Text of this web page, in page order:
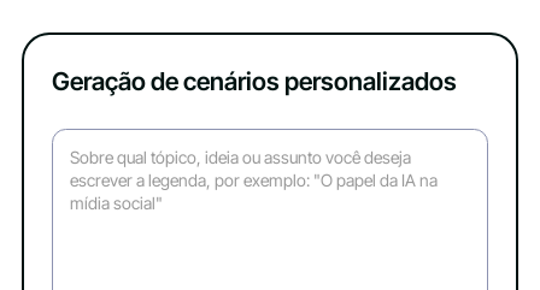
Geração de cenários personalizados